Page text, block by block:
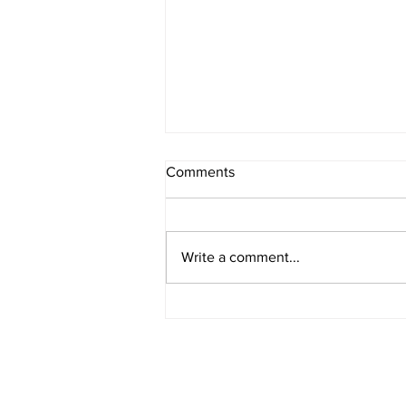
Comments
Write a comment...